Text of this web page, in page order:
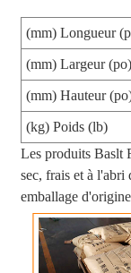
(mm) Longueur
(mm) Largeur (po)
(mm) Hauteur
(kg) Poids (lb)
Les produits Baslt
sec, frais et à l'abri
emballage